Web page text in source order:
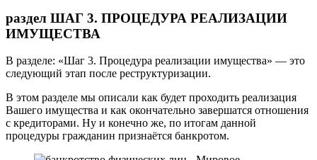
раздел ШАГ 3. ПРОЦЕДУРА РЕАЛИЗАЦИИ
ИМУЩЕСТВА
В разделе: «Шаг 3. Процедура реализации имущества» — это
следующий этап после реструктуризации.
В этом разделе мы описали как будет проходить реализация
Вашего имущества и как окончательно завершатся отношения
с кредиторами. Ну и конечно же, по итогам данной
процедуры гражданин признаётся банкротом.